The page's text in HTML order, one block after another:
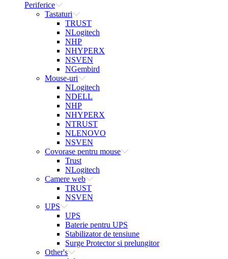
Periferice
Tastaturi
TRUST
NLogitech
NHP
NHYPERX
NSVEN
NGembird
Mouse-uri
NLogitech
NDELL
NHP
NHYPERX
NTRUST
NLENOVO
NSVEN
Covorase pentru mouse
Trust
NLogitech
Camere web
TRUST
NSVEN
UPS
UPS
Baterie pentru UPS
Stabilizator de tensiune
Surge Protector si prelungitor
Other's